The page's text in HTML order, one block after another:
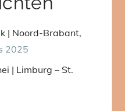
| Noord-Brabant,
2025
| Limburg – St.